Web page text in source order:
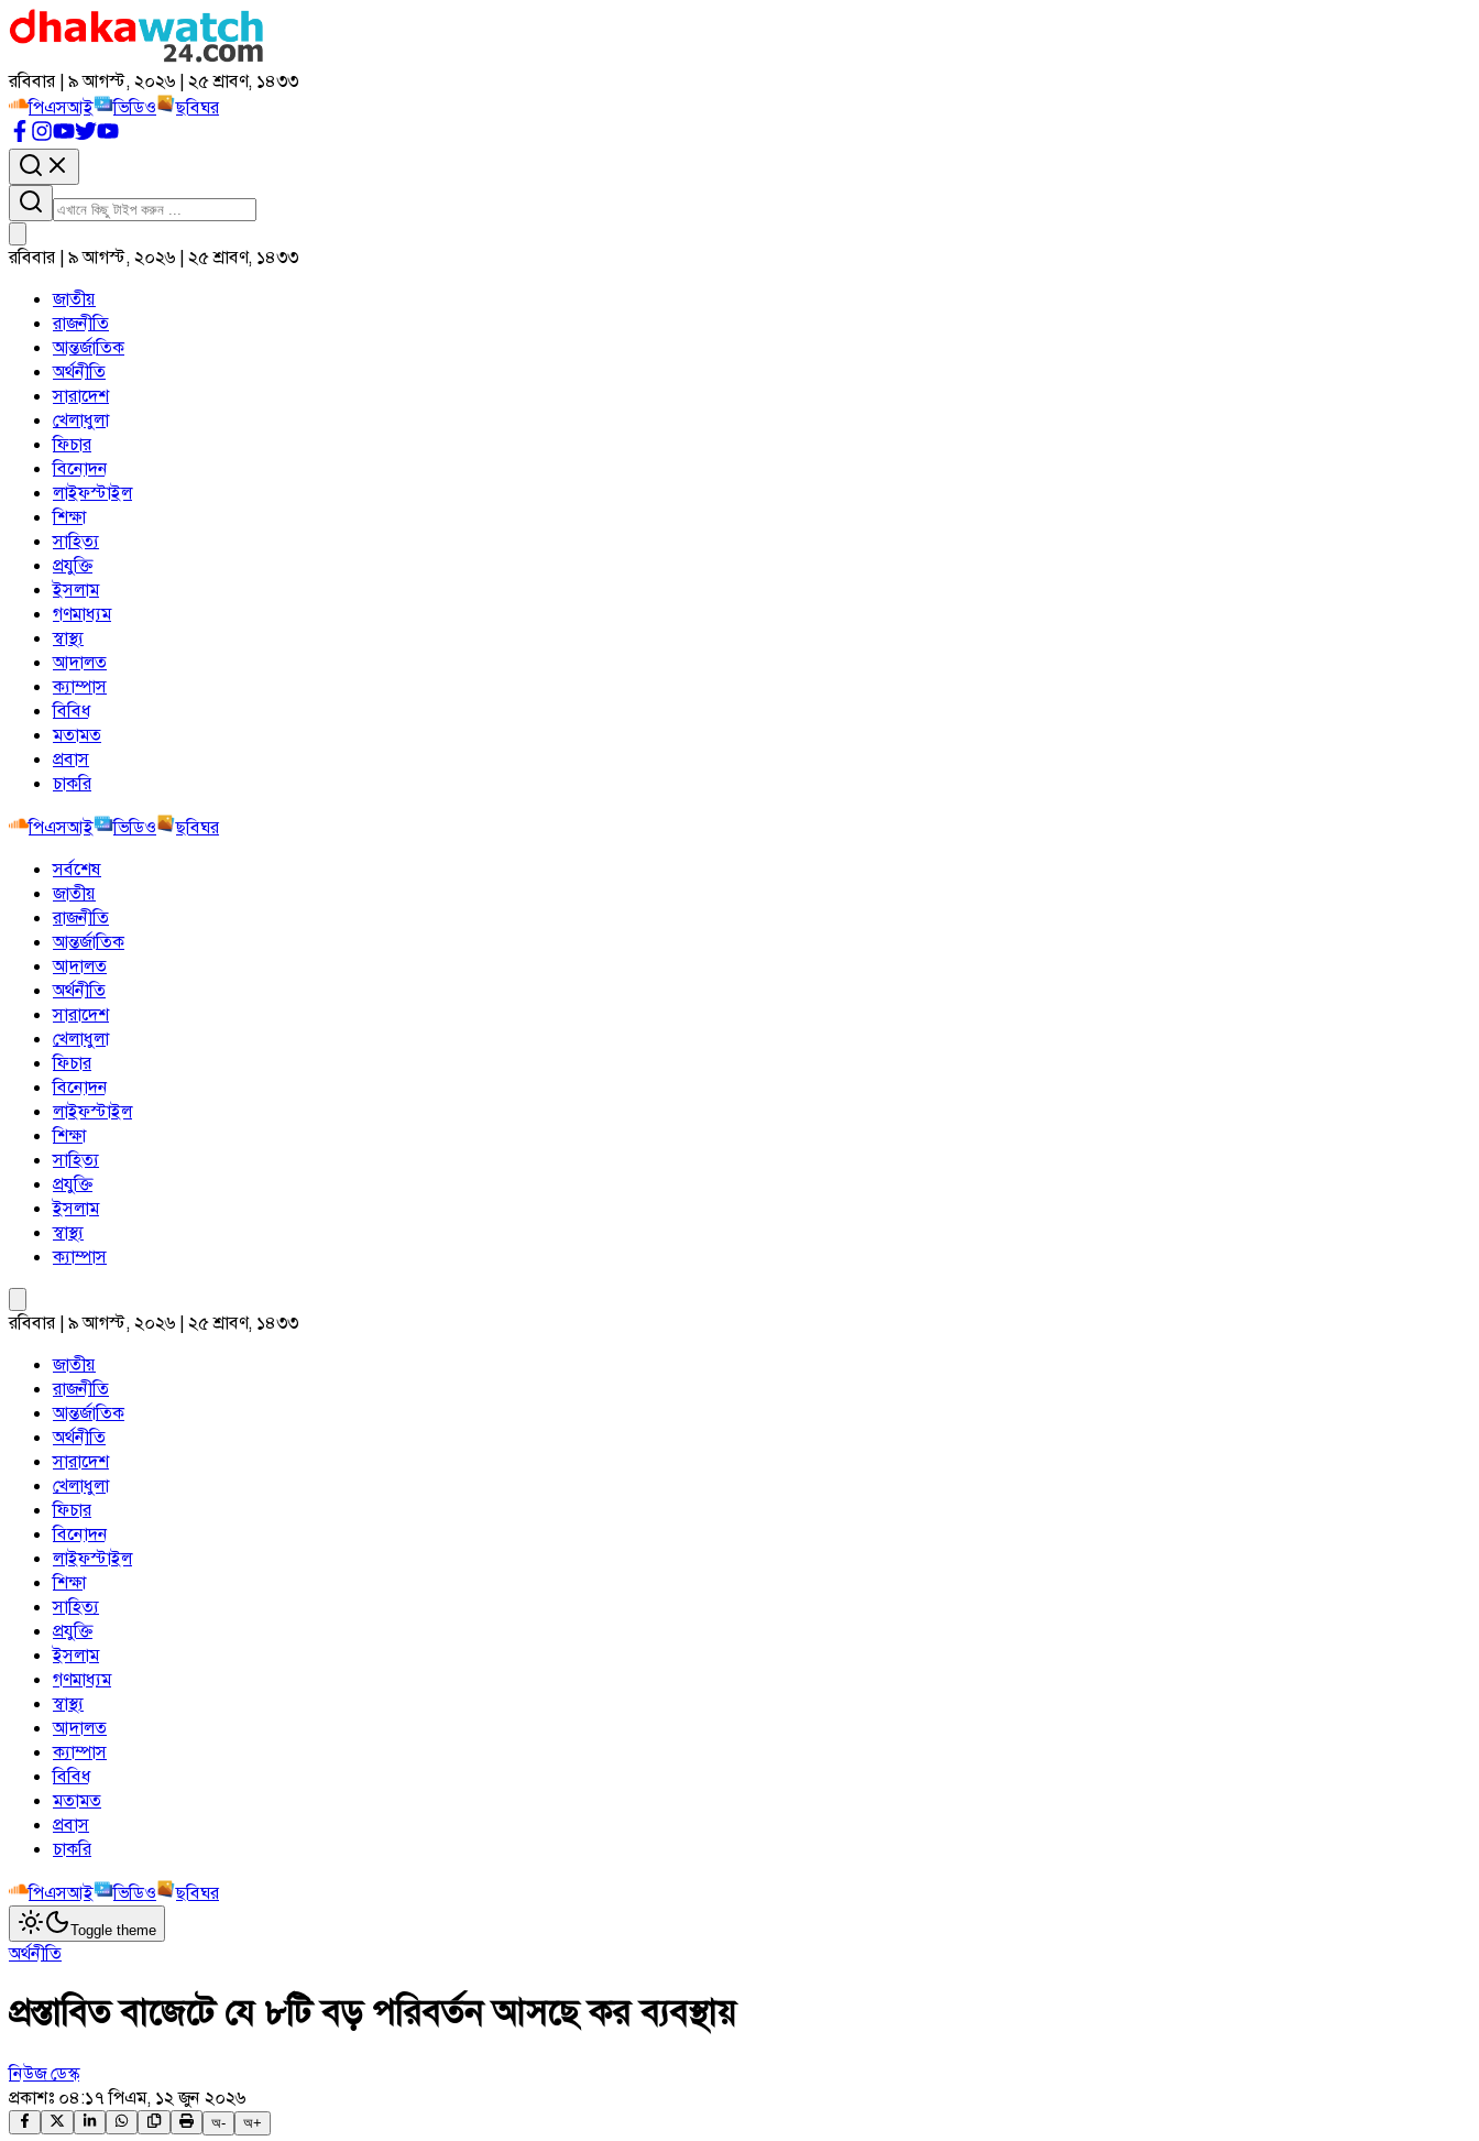
রবিবার | ৯ আগস্ট, ২০২৬ | ২৫ শ্রাবণ, ১৪৩৩
পিএসআই
ভিডিও ছবিঘর
রবিবার | ৯ আগস্ট, ২০২৬ | ২৫ শ্রাবণ, ১৪৩৩
জাতীয়
রাজনীতি
আন্তর্জাতিক
অর্থনীতি
সারাদেশ
খেলাধুলা
ফিচার
বিনোদন
লাইফস্টাইল
শিক্ষা
সাহিত্য
প্রযুক্তি
ইসলাম
গণমাধ্যম
স্বাস্থ্য
আদালত
ক্যাম্পাস
বিবিধ
মতামত
প্রবাস
চাকরি
পিএসআই
ভিডিও
ছবিঘর
সর্বশেষ
জাতীয়
রাজনীতি
আন্তর্জাতিক
আদালত
অর্থনীতি
সারাদেশ
খেলাধুলা
ফিচার
বিনোদন
লাইফস্টাইল
শিক্ষা
সাহিত্য
প্রযুক্তি
ইসলাম
স্বাস্থ্য
ক্যাম্পাস
রবিবার | ৯ আগস্ট, ২০২৬ | ২৫ শ্রাবণ, ১৪৩৩
জাতীয়
রাজনীতি
আন্তর্জাতিক
অর্থনীতি
সারাদেশ
খেলাধুলা
ফিচার
বিনোদন
লাইফস্টাইল
শিক্ষা
সাহিত্য
প্রযুক্তি
ইসলাম
গণমাধ্যম
স্বাস্থ্য
আদালত
ক্যাম্পাস
বিবিধ
মতামত
প্রবাস
চাকরি
পিএসআই
ভিডিও ছবিঘর
Toggle theme
অর্থনীতি
প্রস্তাবিত বাজেটে যে ৮টি বড় পরিবর্তন আসছে কর ব্যবস্থায়
নিউজ ডেস্ক
প্রকাশঃ ০৪:১৭ পিএম, ১২ জুন ২০২৬
অ- অ+